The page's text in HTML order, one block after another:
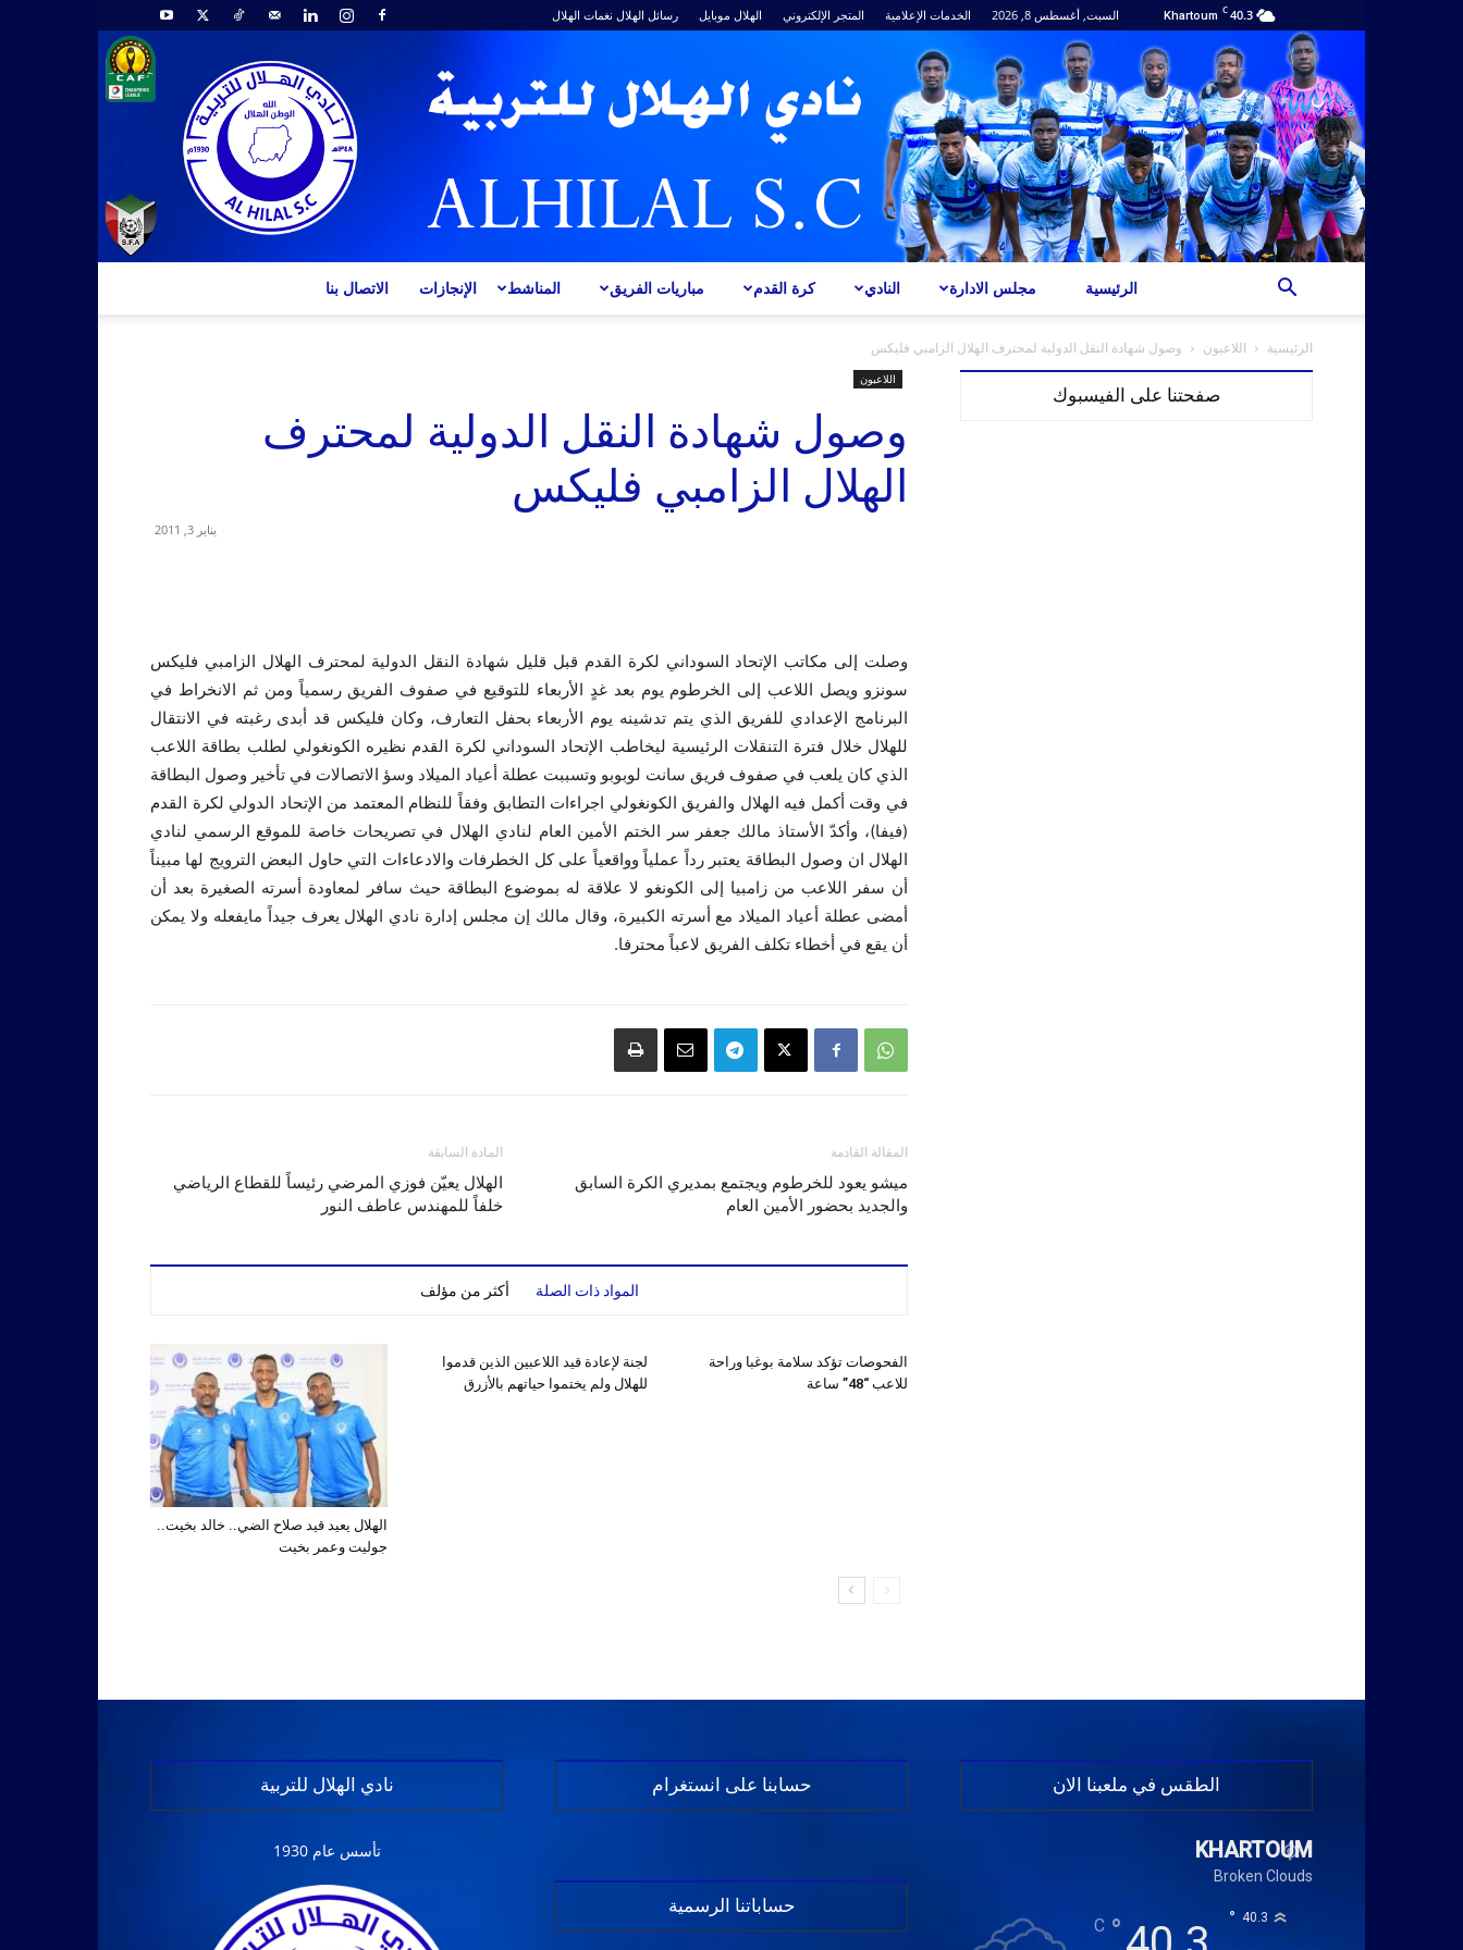
40.3
C
Khartoum السبت, أغسطس 8, 2026 الخدمات الإعلامية المتجر الإلكتروني الهلال موبايل رسائل الهلال نغمات الهلال
S.C
الاتصال بنا الإنجازات المناشط مباريات الفريق كرة القدم النادي مجلس الادارة الرئيسية
الرئيسية اللاعبون وصول شهادة النقل الدولية لمحترف الهلال الزامبي فليكس
اللاعبون
وصول شهادة النقل الدولية لمحترف
الهلال الزامبي فليكس
يناير 3, 2011
وصلت إلى مكاتب الإتحاد السوداني لكرة القدم قبل قليل شهادة النقل الدولية لمحترف الهلال الزامبي فليكس
سونزو ويصل اللاعب إلى الخرطوم يوم بعد غدٍ الأربعاء للتوقيع في صفوف الفريق رسمياً ومن ثم الانخراط في
البرنامج الإعدادي للفريق الذي يتم تدشينه يوم الأربعاء بحفل التعارف، وكان فليكس قد أبدى رغبته في الانتقال
للهلال خلال فترة التنقلات الرئيسية ليخاطب الإتحاد السوداني لكرة القدم نظيره الكونغولي لطلب بطاقة اللاعب
الذي كان يلعب في صفوف فريق سانت لوبوبو وتسببت عطلة أعياد الميلاد وسؤ الاتصالات في تأخير وصول البطاقة
في وقت أكمل فيه الهلال والفريق الكونغولي اجراءات التطابق وفقاً للنظام المعتمد من الإتحاد الدولي لكرة القدم
(فيفا)، وأكدّ الأستاذ مالك جعفر سر الختم الأمين العام لنادي الهلال في تصريحات خاصة للموقع الرسمي لنادي
الهلال ان وصول البطاقة يعتبر رداً عملياً وواقعياً على كل الخطرفات والادعاءات التي حاول البعض الترويج لها مبيناً
أن سفر اللاعب من زامبيا إلى الكونغو لا علاقة له بموضوع البطاقة حيث سافر لمعاودة أسرته الصغيرة بعد أن
أمضى عطلة أعياد الميلاد مع أسرته الكبيرة، وقال مالك إن مجلس إدارة نادي الهلال يعرف جيداً مايفعله ولا يمكن
أن يقع في أخطاء تكلف الفريق لاعباً محترفا.
المادة السابقة
الهلال يعيّن فوزي المرضي رئيساً للقطاع الرياضي
خلفاً للمهندس عاطف النور
المقالة القادمة
ميشو يعود للخرطوم ويجتمع بمديري الكرة السابق
والجديد بحضور الأمين العام
المواد ذات الصلة أكثر من مؤلف
الهلال يعيد قيد صلاح الضي.. خالد بخيت..
جوليت وعمر بخيت
لجنة لإعادة قيد اللاعبين الذين قدموا
للهلال ولم يختموا حياتهم بالأزرق
الفحوصات تؤكد سلامة بوغبا وراحة
للاعب “48” ساعة
صفحتنا على الفيسبوك
نادي الهلال للتربية
تأسس عام 1930
حسابنا على انستغرام
حساباتنا الرسمية
الطقس في ملعبنا الان
KHARTOUM
Broken Clouds
°
C 40.3
°